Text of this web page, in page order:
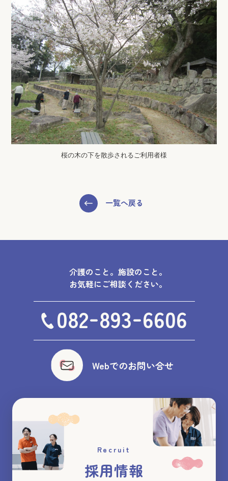
桜の木の下を散歩されるご利用者様
一覧へ戻る
介護のこと。施設のこと。
お気軽にご相談ください。
082-893-6606
Webでのお問い合せ
Recruit
採用情報